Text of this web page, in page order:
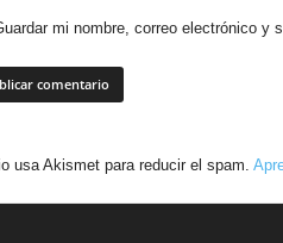
mi nombre, correo electrónico y
usa Akismet para reducir el spam.